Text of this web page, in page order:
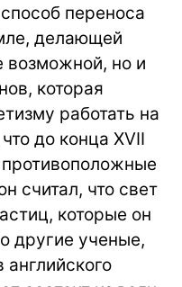
переноса
делающей
возможной, но и
которая
работать на
до конца XVII
считал, что свет
которые он
другие ученые,